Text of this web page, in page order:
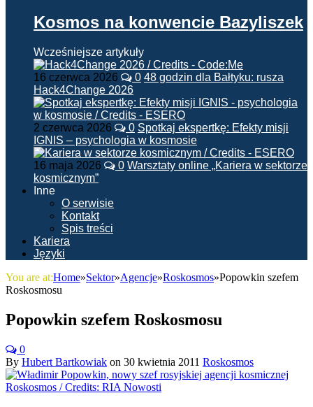
Kosmos na konwencie Bazyliszek
Wcześniejsze artykuły
16 czerwca 2026 0 48 godzin dla Bałtyku: rusza
Hack4Change 2026
2 czerwca 2026 0 Spotkaj ekspertkę: Efekty misji
IGNIS – psychologia w kosmosie
16 maja 2026 0 Warsztaty online „Kariera w sektorze
kosmicznym”
Inne
O serwisie
Kontakt
Spis treści
Kariera
Języki
You are at:Home»Sektor»Agencje»Roskosmos»Popowkin szefem
Roskosmosu
Popowkin szefem Roskosmosu
0
By Hubert Bartkowiak on 30 kwietnia 2011 Roskosmos